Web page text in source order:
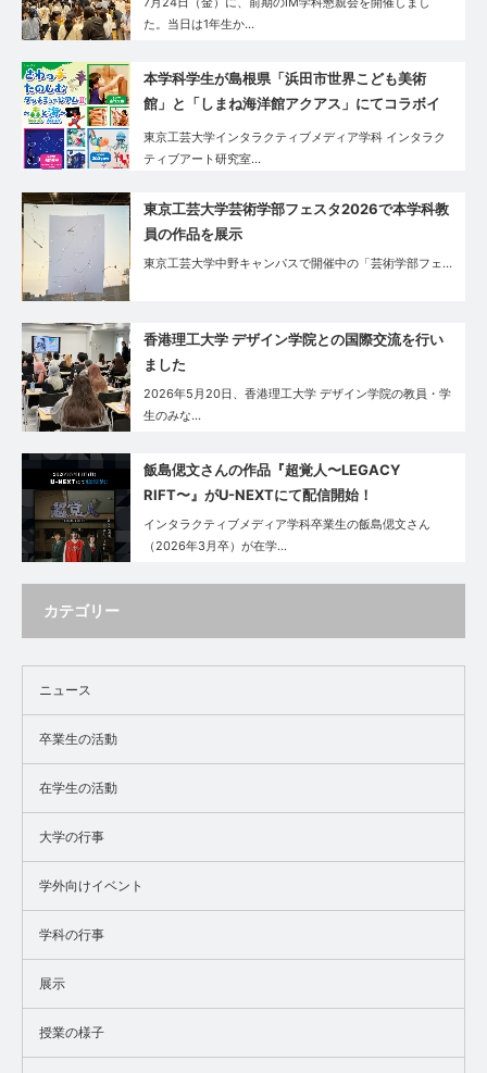
た。当日は1年生か…
本学科学生が島根県「浜田市世界こども美術
館」と「しまね海洋館アクアス」にてコラボイ
ベントを実施
東京工芸大学インタラクティブメディア学科 インタラク
ティブアート研究室…
東京工芸大学芸術学部フェスタ2026で本学科教
員の作品を展示
東京工芸大学中野キャンパスで開催中の「芸術学部フェ…
香港理工大学 デザイン学院との国際交流を行い
ました
2026年5月20日、香港理工大学 デザイン学院の教員・学
生のみな…
飯島偲文さんの作品『超覚人〜LEGACY
RIFT〜』がU-NEXTにて配信開始！
インタラクティブメディア学科卒業生の飯島偲文さん
（2026年3月卒）が在学…
カテゴリー
ニュース
卒業生の活動
在学生の活動
大学の行事
学外向けイベント
学科の行事
展示
授業の様子